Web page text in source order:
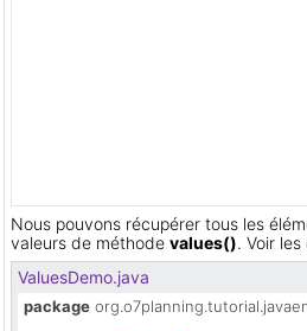
Nous pouvons récupérer tous les
valeurs de méthode values(). Voir les
ValuesDemo.java
package